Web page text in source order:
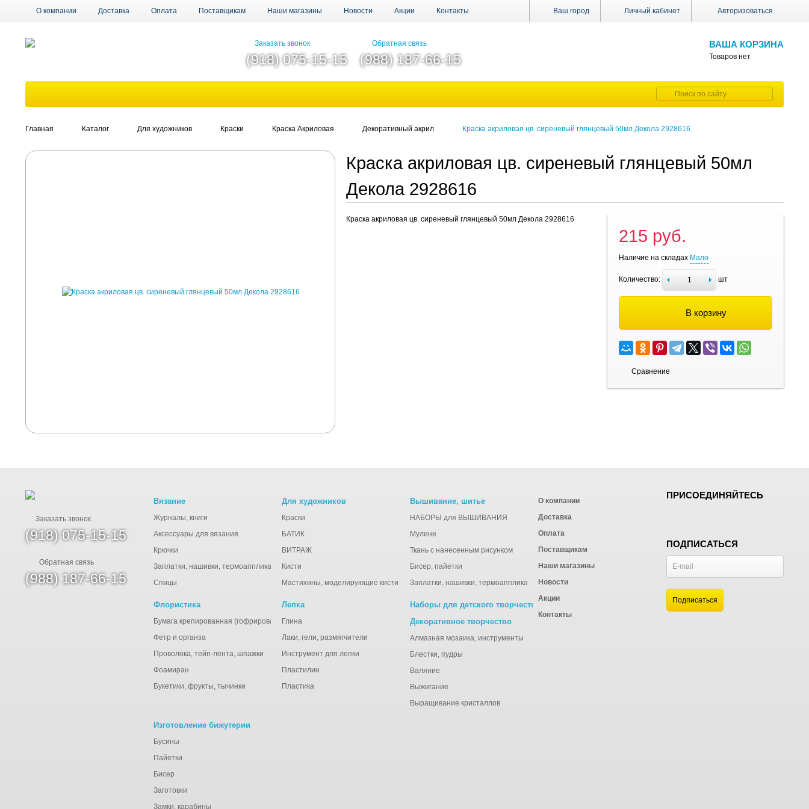
Ваш город Личный кабинет Авторизоваться
О компании Доставка Оплата Поставщикам Наши магазины Новости Акции Контакты
ВАША КОРЗИНА
Товаров нет
Заказать звонок
(918) 075-15-15
Обратная связь
(988) 187-66-15
Главная Каталог Для художников Краски Краска Акриловая Декоративный акрил Краска акриловая цв. сиреневый глянцевый 50мл Декола 2928616
Краска акриловая цв. сиреневый глянцевый 50мл
Декола 2928616
Краска акриловая цв. сиреневый глянцевый 50мл Декола 2928616
215 руб.
Наличие на складах Мало
Количество: шт
В корзину
Сравнение
Заказать звонок
(918) 075-15-15
Обратная связь
(988) 187-66-15
Вязание
Журналы, книги
Аксессуары для вязания
Крючки
Заплатки, нашивки, термоаппликации
Спицы
Для художников
Краски
БАТИК
ВИТРАЖ
Кисти
Мастихины, моделирующие кисти
Вышивание, шитье
НАБОРЫ для ВЫШИВАНИЯ
Мулине
Ткань с нанесенным рисунком
Бисер, пайетки
Заплатки, нашивки, термоаппликации
Флористика
Бумага крепированная (гофрированная), тишью
Фетр и органза
Проволока, тейп-лента, шпажки
Фоамиран
Букетики, фрукты, тычинки
Лепка
Глина
Лаки, гели, размягчители
Инструмент для лепки
Пластилин
Пластика
Наборы для детского творчества
Декоративное творчество
Алмазная мозаика, инструменты
Блестки, пудры
Валяние
Выжигание
Выращивание кристаллов
Изготовление бижутерии
Бусины
Пайетки
Бисер
Заготовки
Замки, карабины
О компании
Доставка
Оплата
Поставщикам
Наши магазины
Новости
Акции
Контакты
ПРИСОЕДИНЯЙТЕСЬ
ПОДПИСАТЬСЯ